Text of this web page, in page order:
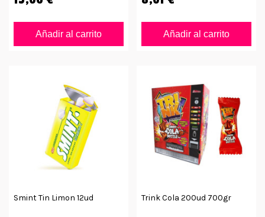
Añadir al carrito Añadir al carrito
Smint Tin Limon 12ud Trink Cola 200ud 700gr